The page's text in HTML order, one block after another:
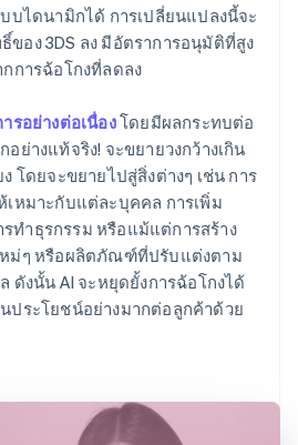
บไดนามิกได้ การเปลี่ยนแปลงนี้จะ
อง 3DS ลง มีอัตราการอนุมัติที่สูง
การฉ้อโกงที่ลดลง
อย่างต่อเนื่องโดยมีผลกระทบต่อ
อย่างแท้จริง! จะขยายวงกว้างเกิน
โดยจะขยายไปสู่สิ่งต่างๆ เช่น การ
หมาะกับแต่ละบุคคล การเพิ่ม
ทำธุรกรรม หรือแม้แต่การสร้าง
ม่ๆ หรือผลิตภัณฑ์ที่ปรับแต่งตาม
ดังนั้น AI จะหยุดยั้งการฉ้อโกงได้
ประโยชน์อย่างมากต่อลูกค้าด้วย